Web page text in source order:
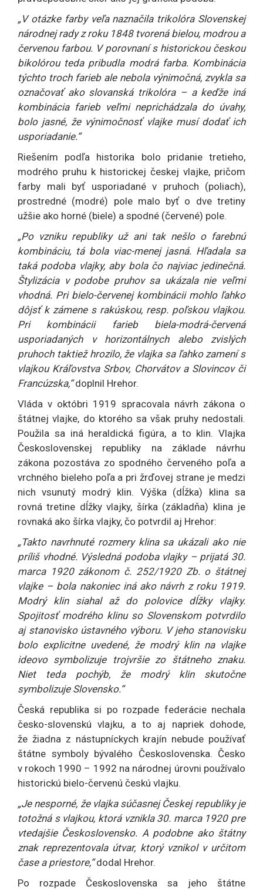
„V otázke farby veľa naznačila trikolóra Slovenskej
národnej rady z roku 1848 tvorená bielou, modrou a
červenou farbou. V porovnaní s historickou českou
bikolórou teda pribudla modrá farba. Kombinácia
týchto troch farieb ale nebola výnimočná, zvykla sa
označovať ako slovanská trikolóra – a keďže iná
kombinácia farieb veľmi neprichádzala do úvahy,
bolo jasné, že výnimočnosť vlajke musí dodať ich
usporiadanie.“
Riešením podľa historika bolo pridanie tretieho,
modrého pruhu k historickej českej vlajke, pričom
farby mali byť usporiadané v pruhoch (poliach),
prostredné (modré) pole malo byť o dve tretiny
užšie ako horné (biele) a spodné (červené) pole.
„Po vzniku republiky už ani tak nešlo o farebnú
kombináciu, tá bola viac-menej jasná. Hľadala sa
taká podoba vlajky, aby bola čo najviac jedinečná.
Štylizácia v podobe pruhov sa ukázala nie veľmi
vhodná. Pri bielo-červenej kombinácii mohlo ľahko
dôjsť k zámene s rakúskou, resp. poľskou vlajkou.
Pri kombinácii farieb biela-modrá-červená
usporiadaných v horizontálnych alebo zvislých
pruhoch taktiež hrozilo, že vlajka sa ľahko zamení s
vlajkou Kráľovstva Srbov, Chorvátov a Slovincov či
Francúzska,“doplnil Hrehor.
Vláda v októbri 1919 spracovala návrh zákona o
štátnej vlajke, do ktorého sa však pruhy nedostali.
Použila sa iná heraldická figúra, a to klin. Vlajka
Československej republiky na základe návrhu
zákona pozostáva zo spodného červeného poľa a
vrchného bieleho poľa a pri žrďovej strane je medzi
nich vsunutý modrý klin. Výška (dĺžka) klina sa
rovná tretine dĺžky vlajky, šírka (základňa) klina je
rovnaká ako šírka vlajky, čo potvrdil aj Hrehor:
„Takto navrhnuté rozmery klina sa ukázali ako nie
príliš vhodné. Výsledná podoba vlajky – prijatá 30.
marca 1920 zákonom č. 252/1920 Zb. o štátnej
vlajke – bola nakoniec iná ako návrh z roku 1919.
Modrý klin siahal až do polovice dĺžky vlajky.
Spojitosť modrého klinu so Slovenskom potvrdilo
aj stanovisko ústavného výboru. V jeho stanovisku
bolo explicitne uvedené, že modrý klin na vlajke
ideovo symbolizuje trojvršie zo štátneho znaku.
Niet teda pochýb, že modrý klin skutočne
symbolizuje Slovensko.“
Česká republika si po rozpade federácie nechala
česko-slovenskú vlajku, a to aj napriek dohode,
že žiadna z nástupníckych krajín nebude používať
štátne symboly bývalého Československa. Česko
v rokoch 1990 – 1992 na národnej úrovni používalo
historickú bielo-červenú českú vlajku.
„Je nesporné, že vlajka súčasnej Českej republiky je
totožná s vlajkou, ktorá vznikla 30. marca 1920 pre
vtedajšie Československo. A podobne ako štátny
znak reprezentovala útvar, ktorý vznikol v určitom
čase a priestore,“dodal Hrehor.
Po rozpade Československa sa jeho štátne